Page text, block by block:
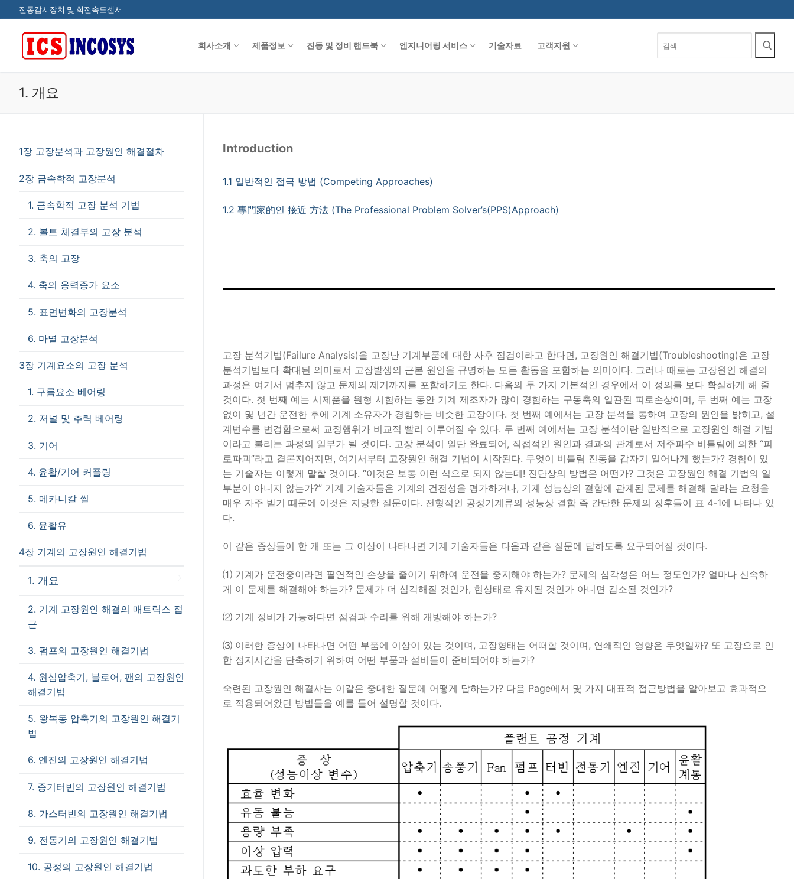
텐
진동감시장치 및 회전속도센서
회사소개 제품정보 진동 및 정비 핸드북 엔지니어링 서비스 기술자료 고객지원
색
:
1. 개요
Introduction
1.1 일반적인 접극 방법 (Competing Approaches)
1.2 專門家的인 接近 方法 (The Professional Problem Solver’s(PPS)Approach)
고장 분석기법(Failure Analysis)을 고장난 기계부품에 대한 사후 점검이라고 한다면, 고장원인 해결기법(Troubleshooting)은 고장
분석기법보다 확대된 의미로서 고장발생의 근본 원인을 규명하는 모든 활동을 포함하는 의미이다. 그러나 때로는 고장원인 해결의
과정은 여기서 멈추지 않고 문제의 제거까지를 포함하기도 한다. 다음의 두 가지 기본적인 경우에서 이 정의를 보다 확실하게 해 줄
것이다. 첫 번째 예는 시제품을 원형 시험하는 동안 기계 제조자가 많이 경험하는 구동축의 일관된 피로손상이며, 두 번째 예는 고장
없이 몇 년간 운전한 후에 기계 소유자가 경험하는 비슷한 고장이다. 첫 번째 예에서는 고장 분석을 통하여 고장의 원인을 밝히고, 설
계변수를 변경함으로써 교정행위가 비교적 빨리 이루어질 수 있다. 두 번째 예에서는 고장 분석이란 일반적으로 고장원인 해결 기법
이라고 불리는 과정의 일부가 될 것이다. 고장 분석이 일단 완료되어, 직접적인 원인과 결과의 관계로서 저주파수 비틀림에 의한 “피
로파괴”라고 결론지어지면, 여기서부터 고장원인 해결 기법이 시작된다. 무엇이 비틀림 진동을 갑자기 일어나게 했는가? 경험이 있
는 기술자는 이렇게 말할 것이다. “이것은 보통 이런 식으로 되지 않는데! 진단상의 방법은 어떤가? 그것은 고장원인 해결 기법의 일
부분이 아니지 않는가?” 기계 기술자들은 기계의 건전성을 평가하거나, 기계 성능상의 결함에 관계된 문제를 해결해 달라는 요청을
매우 자주 받기 때문에 이것은 지당한 질문이다. 전형적인 공정기계류의 성능상 결함 즉 간단한 문제의 징후들이 표 4-1에 나타나 있
다.
이 같은 증상들이 한 개 또는 그 이상이 나타나면 기계 기술자들은 다음과 같은 질문에 답하도록 요구되어질 것이다.
⑴ 기계가 운전중이라면 필연적인 손상을 줄이기 위하여 운전을 중지해야 하는가? 문제의 심각성은 어느 정도인가? 얼마나 신속하
게 이 문제를 해결해야 하는가? 문제가 더 심각해질 것인가, 현상태로 유지될 것인가 아니면 감소될 것인가?
⑵ 기계 정비가 가능하다면 점검과 수리를 위해 개방해야 하는가?
⑶ 이러한 증상이 나타나면 어떤 부품에 이상이 있는 것이며, 고장형태는 어떠할 것이며, 연쇄적인 영향은 무엇일까? 또 고장으로 인
한 정지시간을 단축하기 위하여 어떤 부품과 설비들이 준비되어야 하는가?
숙련된 고장원인 해결사는 이같은 중대한 질문에 어떻게 답하는가? 다음 Page에서 몇 가지 대표적 접근방법을 알아보고 효과적으
로 적용되어왔던 방법들을 예를 들어 설명할 것이다.
1장 고장분석과 고장원인 해결절차
2장 금속학적 고장분석
1. 금속학적 고장 분석 기법
2. 볼트 체결부의 고장 분석
3. 축의 고장
4. 축의 응력증가 요소
5. 표면변화의 고장분석
6. 마멸 고장분석
3장 기계요소의 고장 분석
1. 구름요소 베어링
2. 저널 및 추력 베어링
3. 기어
4. 윤활/기어 커플링
5. 메카니칼 씰
6. 윤활유
4장 기계의 고장원인 해결기법
1. 개요
2. 기계 고장원인 해결의 매트릭스 접
근
3. 펌프의 고장원인 해결기법
4. 원심압축기, 블로어, 팬의 고장원인
해결기법
5. 왕복동 압축기의 고장원인 해결기
법
6. 엔진의 고장원인 해결기법
7. 증기터빈의 고장원인 해결기법
8. 가스터빈의 고장원인 해결기법
9. 전동기의 고장원인 해결기법
10. 공정의 고장원인 해결기법